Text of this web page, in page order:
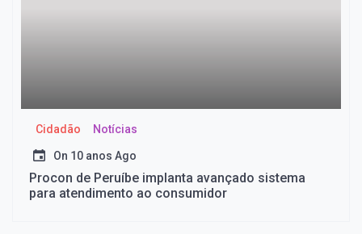
Cidadão Notícias
On 10 anos Ago
Procon de Peruíbe implanta avançado sistema
para atendimento ao consumidor